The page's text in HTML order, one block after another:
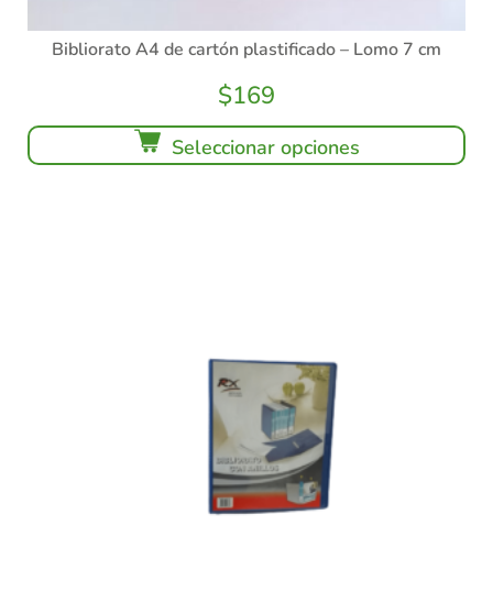
Bibliorato A4 de cartón plastificado – Lomo 7 cm
$169
Seleccionar opciones